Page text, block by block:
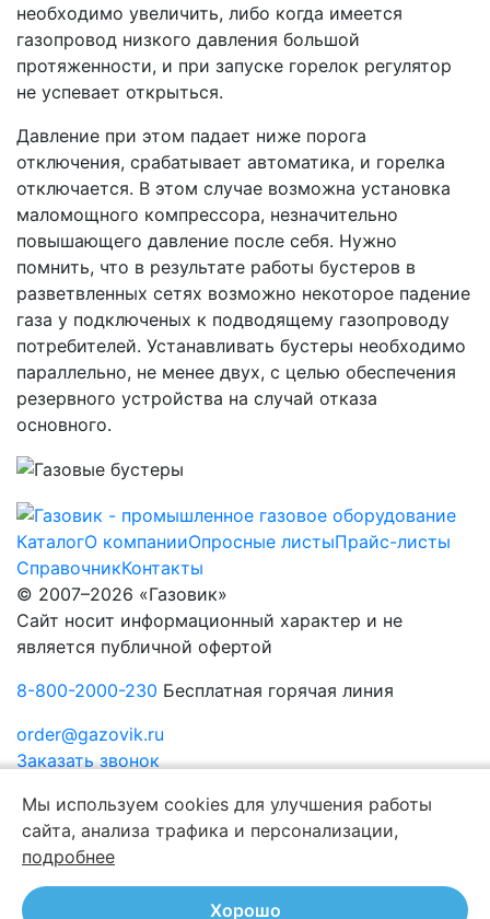
необходимо увеличить, либо когда имеется
газопровод низкого давления большой
протяженности, и при запуске горелок регулятор
не успевает открыться.
Давление при этом падает ниже порога
отключения, срабатывает автоматика, и горелка
отключается. В этом случае возможна установка
маломощного компрессора, незначительно
повышающего давление после себя. Нужно
помнить, что в результате работы бустеров в
разветвленных сетях возможно некоторое падение
газа у подключеных к подводящему газопроводу
потребителей. Устанавливать бустеры необходимо
параллельно, не менее двух, с целью обеспечения
резервного устройства на случай отказа
основного.
КаталогО компанииОпросные листыПрайс-листы
СправочникКонтакты
© 2007–2026 «Газовик»
Сайт носит информационный характер и не
является публичной офертой
8-800-2000-230 Бесплатная горячая линия
order@gazovik.ru
Заказать звонок
Мы используем cookies для улучшения работы
сайта, анализа трафика и персонализации,
подробнее
Хорошо